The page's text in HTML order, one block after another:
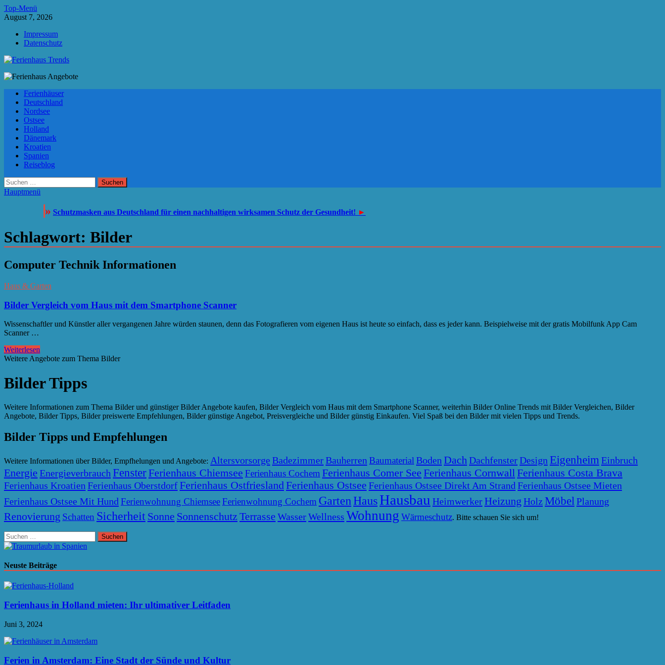
Zum
Inhalt
Top-Menü
August 7, 2026
Impressum
Datenschutz
Ferienhaus Trends
Ferienhäuser
Deutschland
Nordsee
Ostsee
Holland
Dänemark
Kroatien
Spanien
Reiseblog
Suchen
nach:
Hauptmenü
» Schutzmasken aus Deutschland für einen nachhaltigen wirksamen Schutz der Gesundheit! ►
Schlagwort: Bilder
Computer Technik Informationen
Haus & Garten
Bilder Vergleich vom Haus mit dem Smartphone Scanner
Wissenschaftler und Künstler aller vergangenen Jahre würden staunen, denn das Fotografieren vom eigenen Haus ist heute so einfach, dass es jeder kann. Beispielweise mit der gratis Mobilfunk App Cam
Scanner …
Weiterlesen
Weitere Angebote zum Thema Bilder
Bilder Tipps
Weitere Informationen zum Thema Bilder und günstiger Bilder Angebote kaufen, Bilder Vergleich vom Haus mit dem Smartphone Scanner, weiterhin Bilder Online Trends mit Bilder Vergleichen, Bilder
Angebote, Bilder Tipps, Bilder preiswerte Empfehlungen, Bilder günstige Angebot, Preisvergleiche und Bilder günstig Einkaufen. Viel Spaß bei den Bilder mit vielen Tipps und Trends.
Bilder Tipps und Empfehlungen
Weitere Informationen über Bilder, Empfhelungen und Angebote: Altersvorsorge BadezimmerBauherren Baumaterial Boden DachDachfensterDesign Eigenheim Einbruch
Energie Energieverbrauch FensterFerienhaus Chiemsee Ferienhaus Cochem Ferienhaus Comer See Ferienhaus CornwallFerienhaus Costa Brava
Ferienhaus Kroatien Ferienhaus OberstdorfFerienhaus OstfrieslandFerienhaus Ostsee Ferienhaus Ostsee Direkt Am Strand Ferienhaus Ostsee Mieten
Ferienhaus Ostsee Mit Hund Ferienwohnung ChiemseeFerienwohnung Cochem GartenHausHausbau HeimwerkerHeizung HolzMöbel Planung
Renovierung Schatten Sicherheit Sonne Sonnenschutz Terrasse WasserWellness Wohnung Wärmeschutz. Bitte schauen Sie sich um!
Suchen
nach:
Neuste Beiträge
Ferienhaus in Holland mieten: Ihr ultimativer Leitfaden
Juni 3, 2024
Ferien in Amsterdam: Eine Stadt der Sünde und Kultur